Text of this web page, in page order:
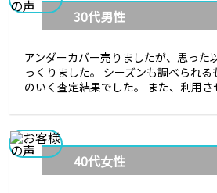
30代男性
アンダーカバー売りましたが、思った
っくりました。 シーズンも調べられ
のいく査定結果でした。 また、利用さ
40代女性